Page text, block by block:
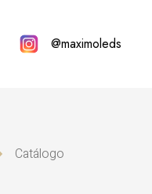
@maximoleds
Catálogo